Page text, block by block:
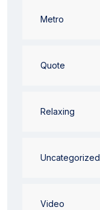
Metro
Quote
Relaxing
Uncategorized
Video